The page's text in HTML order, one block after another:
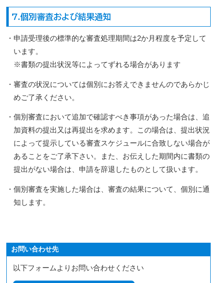
7.個別審査および結果通知
・申請受理後の標準的な審査処理期間は2か月程度を予定して
います。
※書類の提出状況等によってずれる場合があります
・審査の状況については個別にお答えできませんのであらかじ
めご了承ください。
・個別審査において追加で確認すべき事項があった場合は、追
加資料の提出又は再提出を求めます。この場合は、提出状況
によって提示している審査スケジュールに合致しない場合が
あることをご了承下さい。また、お伝えした期間内に書類の
提出がない場合は、申請を辞退したものとして扱います。
・個別審査を実施した場合は、審査の結果について、個別に通
知します。
お問い合わせ先
以下フォームよりお問い合わせください